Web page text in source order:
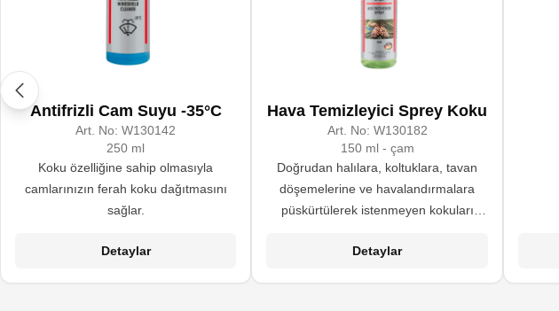
Antifrizli Cam Suyu -35°C
Art. No:W130142
250 ml
Koku özelliğine sahip olmasıyla
camlarınızın ferah koku dağıtmasını
sağlar.
Detaylar
Hava Temizleyici Sprey Koku
Art. No: W130182
150 ml - çam
Doğrudan halılara, koltuklara, tavan
döşemelerine ve havalandırmalara
püskürtülerek istenmeyen kokuları
ferahlatmak için formüle edilmiştir.
Detaylar